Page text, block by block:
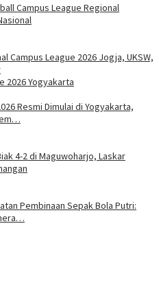
Campus League Regional
Campus League 2026 Jogja, UKSW,
Resmi Dimulai di Yogyakarta,
4-2 di Maguwoharjo, Laskar
Pembinaan Sepak Bola Putri: